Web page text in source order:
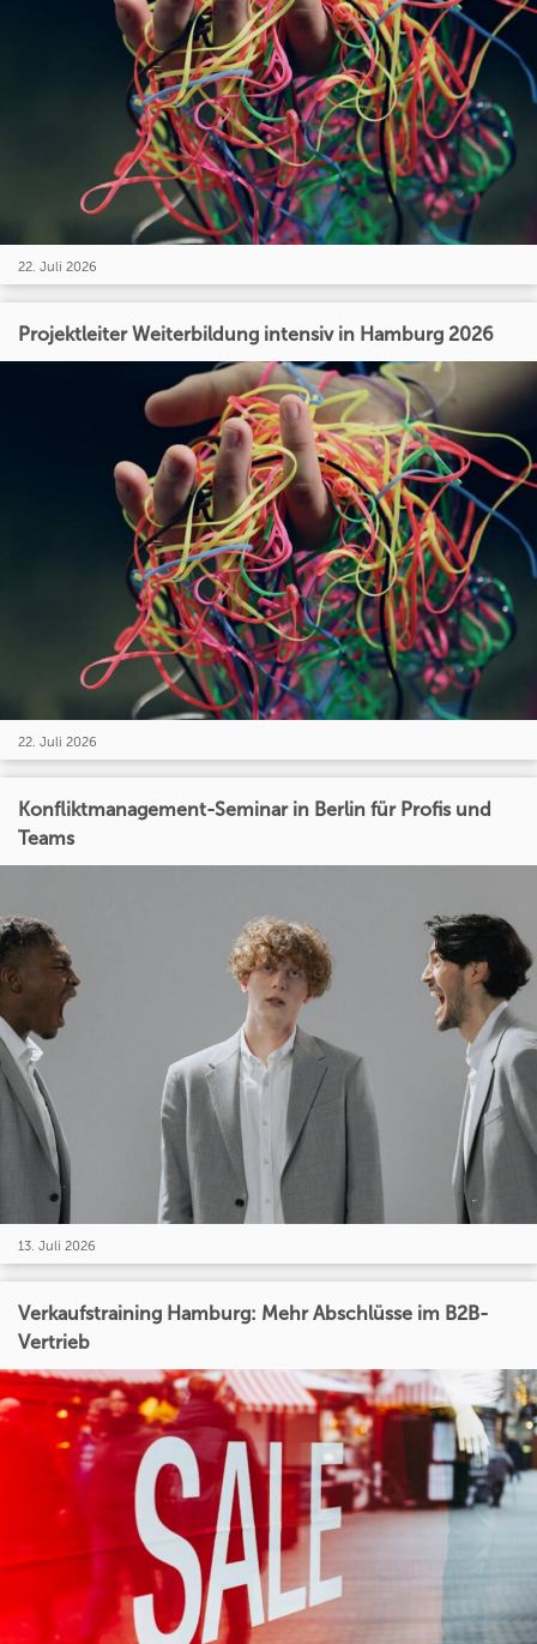
22. Juli 2026
Projektleiter Weiterbildung intensiv in Hamburg 2026
22. Juli 2026
Konfliktmanagement-Seminar in Berlin für Profis und
Teams
13. Juli 2026
Verkaufstraining Hamburg: Mehr Abschlüsse im B2B-
Vertrieb